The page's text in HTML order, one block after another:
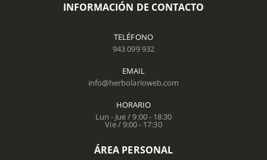
INFORMACIÓN DE CONTACTO
TELÉFONO
943 099 932
EMAIL
info@herbolarioweb.com
HORARIO
Lun - Jue / 9:00 - 18:30
Vie / 9:00 - 17:30
ÁREA PERSONAL